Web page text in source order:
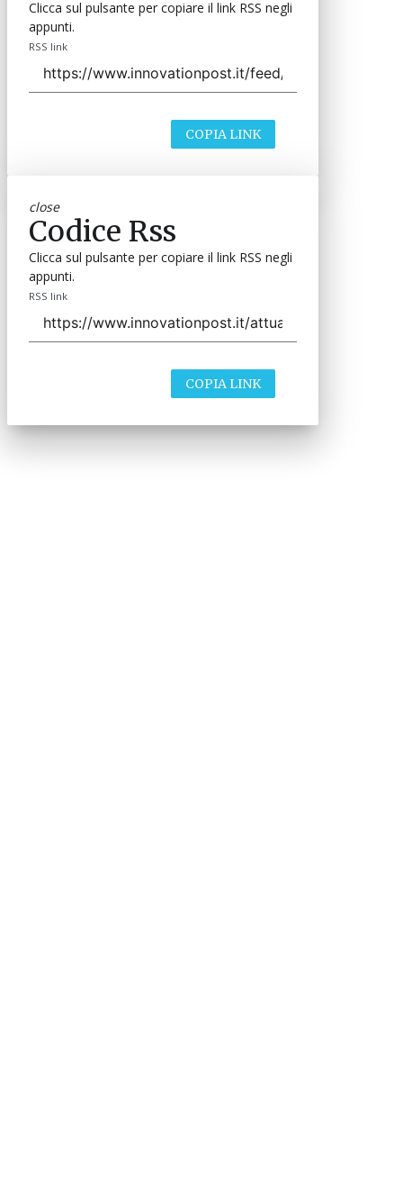
Clicca sul pulsante per copiare il link RSS negli
appunti.
RSS link
COPIA LINK
close
Codice Rss
Clicca sul pulsante per copiare il link RSS negli
appunti.
RSS link
COPIA LINK